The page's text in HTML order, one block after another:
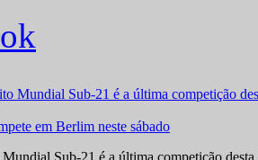
em Berlim neste sábado
Sub-21 é a última competição